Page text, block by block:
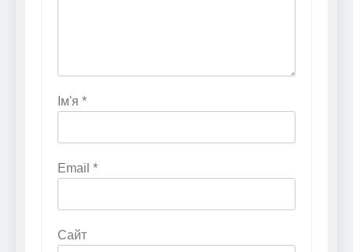
Ім'я *
Email *
Сайт